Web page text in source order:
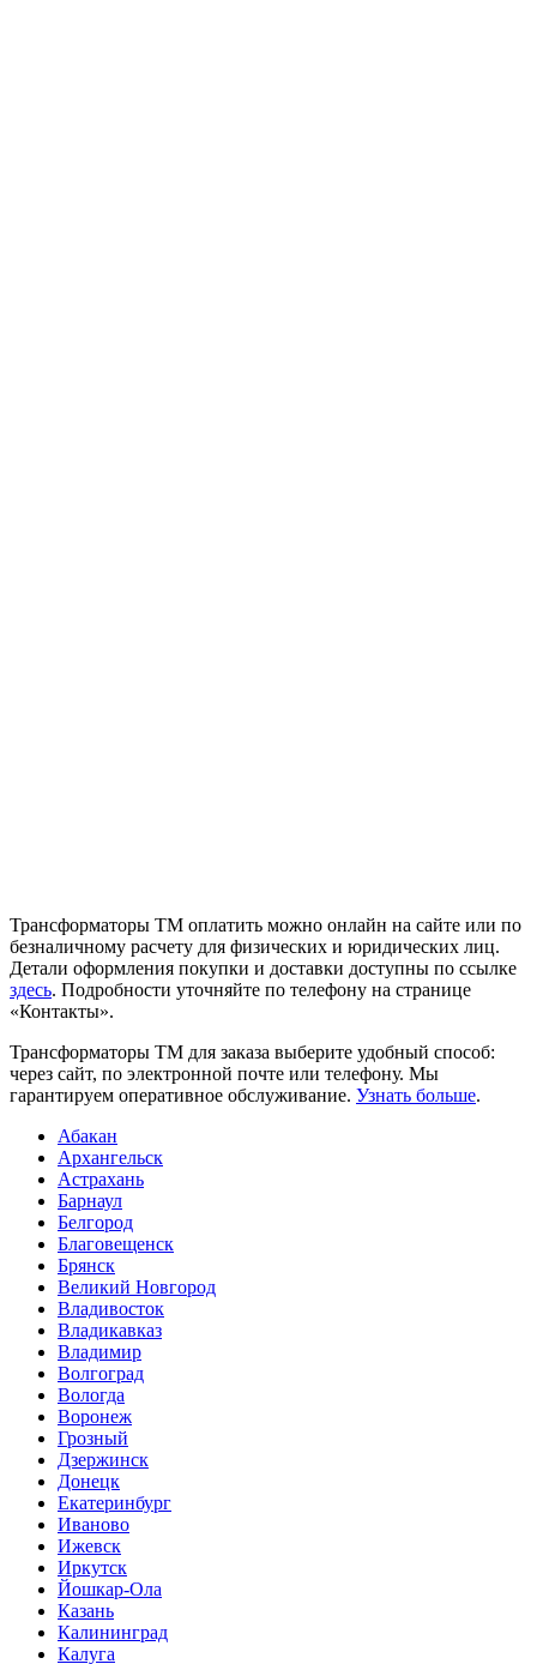
Трансформаторы ТМ оплатить можно онлайн на сайте или по
безналичному расчету для физических и юридических лиц.
Детали оформления покупки и доставки доступны по ссылке
здесь. Подробности уточняйте по телефону на странице
«Контакты».
Трансформаторы ТМ для заказа выберите удобный способ:
через сайт, по электронной почте или телефону. Мы
гарантируем оперативное обслуживание. Узнать больше.
Абакан
Архангельск
Астрахань
Барнаул
Белгород
Благовещенск
Брянск
Великий Новгород
Владивосток
Владикавказ
Владимир
Волгоград
Вологда
Воронеж
Грозный
Дзержинск
Донецк
Екатеринбург
Иваново
Ижевск
Иркутск
Йошкар-Ола
Казань
Калининград
Калуга